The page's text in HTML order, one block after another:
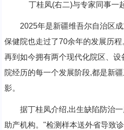
丁桂凤(右二)与专家同事一
2025年是新疆维吾尔自治区成
保健院也走过了70余年的发展历
再到如今拥有两个现代化院区、
院经历的每一个发展阶段,都是新
影。
据丁桂凤介绍,出生缺陷防治一
助产机构。"检测样本送外省导致